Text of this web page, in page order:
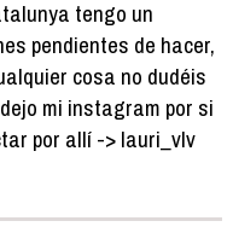
tengo un
pendientes de hacer,
cosa no dudéis
mi instagram por si
por allí -> lauri_vlv